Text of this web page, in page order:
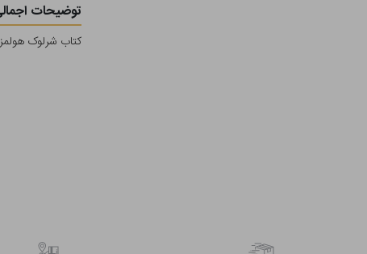
توضیحات
کتاب شرلوک